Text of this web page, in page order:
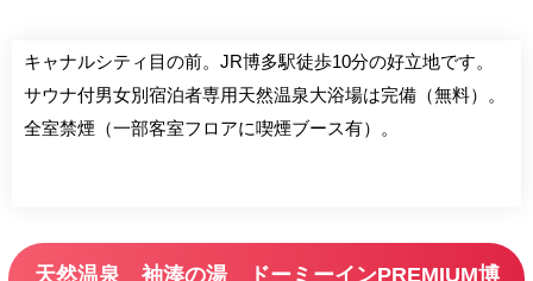
キャナルシティ目の前。JR博多駅徒歩10分の好立地です。
サウナ付男女別宿泊者専用天然温泉大浴場は完備（無料）。
全室禁煙（一部客室フロアに喫煙ブース有）。
天然温泉 袖湊の湯 ドーミーインPREMIUM博